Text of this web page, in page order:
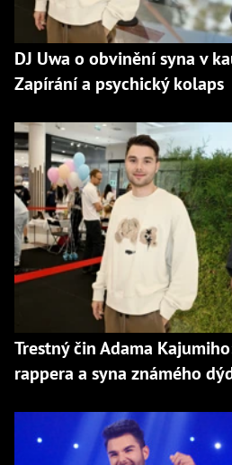
DJ Uwa o obvinění syna v
Zapírání a psychický kolaps
Trestný čin Adama
rappera a syna známého